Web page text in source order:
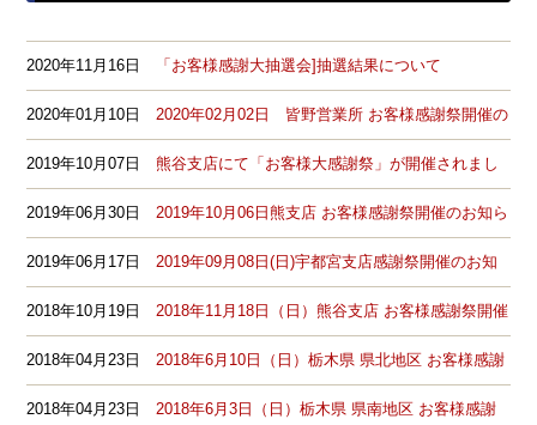
2020年11月16日 「お客様感謝大抽選会]抽選結果について
2020年01月10日 2020年02月02日 皆野営業所 お客様感謝祭開催の
お知らせ
2019年10月07日 熊谷支店にて「お客様大感謝祭」が開催されまし
た。
2019年06月30日 2019年10月06日熊支店 お客様感謝祭開催のお知ら
せ
2019年06月17日 2019年09月08日(日)宇都宮支店感謝祭開催のお知
らせ
2018年10月19日 2018年11月18日（日）熊谷支店 お客様感謝祭開催
のお知らせ
2018年04月23日 2018年6月10日（日）栃木県 県北地区 お客様感謝
祭開催のお知らせ
2018年04月23日 2018年6月3日（日）栃木県 県南地区 お客様感謝